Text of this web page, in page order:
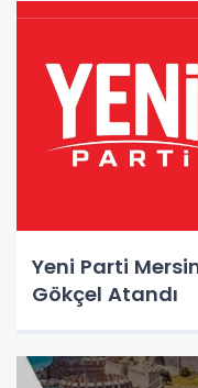
Yeni Parti
Gökçel Atandı